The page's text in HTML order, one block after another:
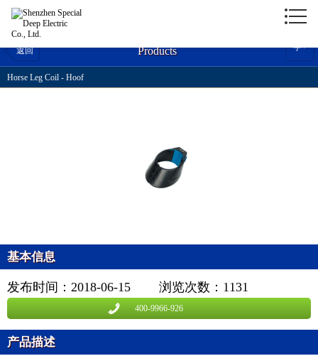
返回 Products 字+
Horse Leg Coil - Hoof
基本信息
发布时间：2018-06-15 浏览次数： 1131
400-9966-926
产品描述